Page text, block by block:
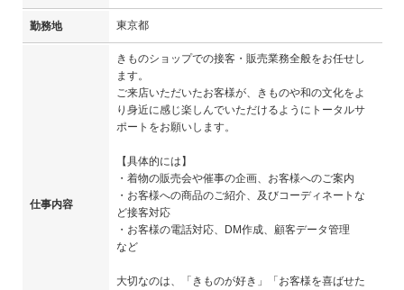
勤務地 東京都
仕事内容
きものショップでの接客・販売業務全般をお任せし
ます。
ご来店いただいたお客様が、きものや和の文化をよ
り身近に感じ楽しんでいただけるようにトータルサ
ポートをお願いします。
【具体的には】
・着物の販売会や催事の企画、お客様へのご案内
・お客様への商品のご紹介、及びコーディネートな
ど接客対応
・お客様の電話対応、DM作成、顧客データ管理
など
大切なのは、「きものが好き」「お客様を喜ばせた